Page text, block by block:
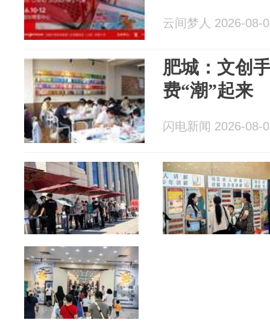
云间梦人 2026-08-
肥城：文创
费“潮”起来
闪电新闻 2026-08-